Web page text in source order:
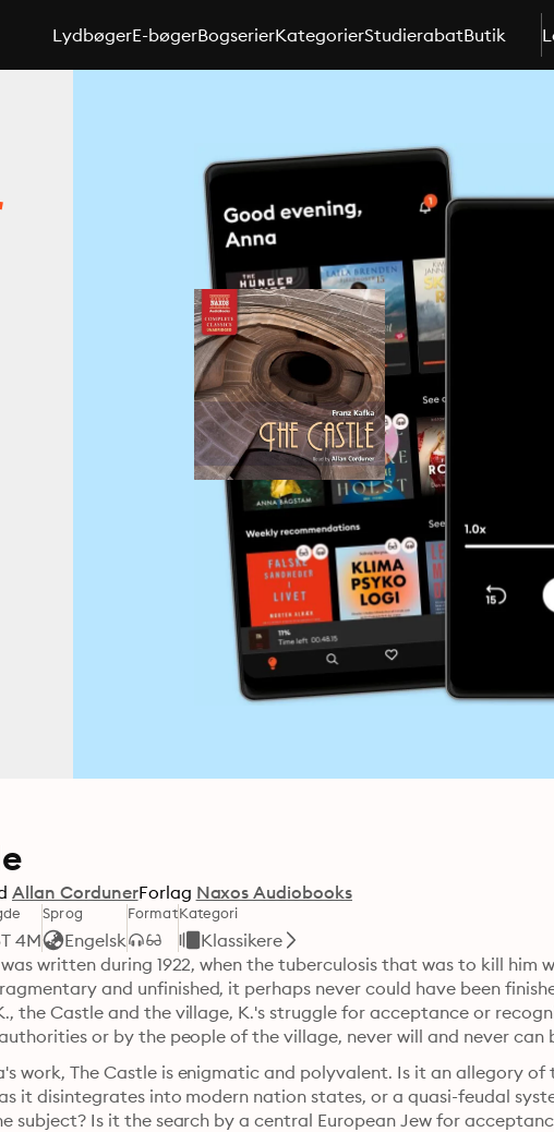
LydbøgerE-bøgerBogserierKategorierStudierabatButik
Allan CordunerForlag Naxos Audiobooks
4M
Sprog
Engelsk
FormatKategori
Klassikere
written during 1922, when the tuberculosis that was to kill him
and unfinished, it perhaps never could have been
the Castle and the village, K.'s struggle for acceptance or
or by the people of the village, never will and never can
work, The Castle is enigmatic and polyvalent. Is it an allegory of
it disintegrates into modern nation states, or a quasi-feudal
subject? Is it the search by a central European Jew for